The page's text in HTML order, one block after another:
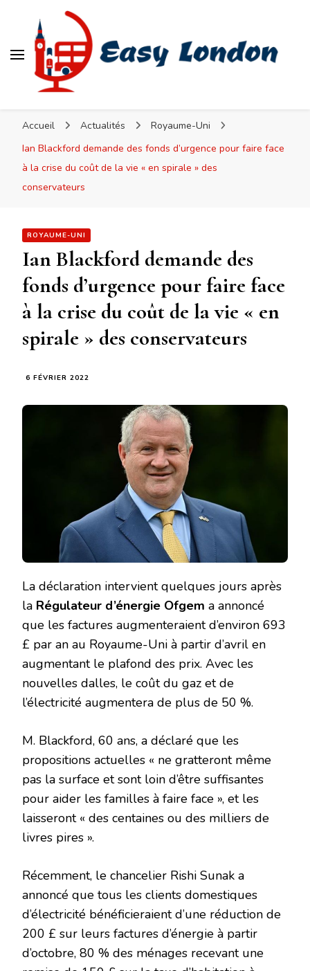
Accueil Actualités
Royaume-Uni
Ian Blackford demande des fonds d’urgence pour faire face
à la crise du coût de la vie « en spirale » des
conservateurs
ROYAUME-UNI
Ian Blackford demande des
fonds d’urgence pour faire face
à la crise du coût de la vie « en
spirale » des conservateurs
6 FÉVRIER 2022
La déclaration intervient quelques jours après
la Régulateur d’énergie Ofgem a annoncé
que les factures augmenteraient d’environ 693
£ par an au Royaume-Uni à partir d’avril en
augmentant le plafond des prix. Avec les
nouvelles dalles, le coût du gaz et de
l’électricité augmentera de plus de 50 %.
M. Blackford, 60 ans, a déclaré que les
propositions actuelles « ne gratteront même
pas la surface et sont loin d’être suffisantes
pour aider les familles à faire face », et les
laisseront « des centaines ou des milliers de
livres pires ».
Récemment, le chancelier Rishi Sunak a
annoncé que tous les clients domestiques
d’électricité bénéficieraient d’une réduction de
200 £ sur leurs factures d’énergie à partir
d’octobre, 80 % des ménages recevant une